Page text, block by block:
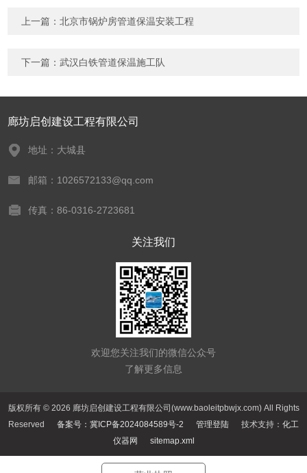
上一篇：北京市锅炉房管道保温安装工程
下一篇：武汉白铁管道保温施工队
廊坊启创建设工程有限公司
地址：大城县
邮箱：1026572133@qq.com
传真：86-0316-2723681
关注我们
欢迎您关注我们的微信公众号
了解更多信息
版权所有 © 2026 廊坊启创建设工程有限公司(www.baoleitpbwjx.com) All Rights
Reserved 备案号：冀ICP备2024084589号-2 管理登陆 技术支持： 化工
仪器网
sitemap.xml